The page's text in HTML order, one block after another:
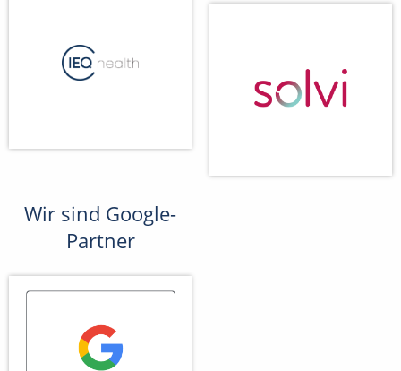
Wir sind Google-
Partner